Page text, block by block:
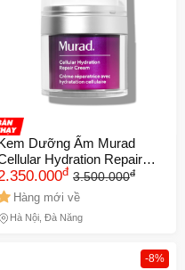
Dưỡng Ẩm Murad
Hydration Repair
NK (Chính Hãng)
đ 3.500.000đ
Hàng mới về
Hà Nội, Đà Nẵng
-8%